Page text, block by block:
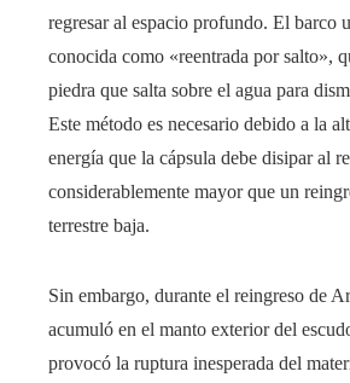
regresar al espacio profundo. El barco
conocida como «reentrada por salto»,
piedra que salta sobre el agua para
Este método es necesario debido a la
energía que la cápsula debe disipar al
considerablemente mayor que un
terrestre baja.
Sin embargo, durante el reingreso de
acumuló en el manto exterior del
provocó la ruptura inesperada del